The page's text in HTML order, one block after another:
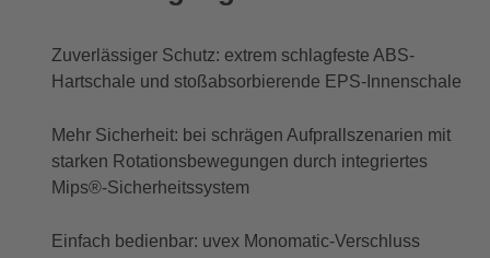
Zuverlässiger Schutz: extrem schlagfeste ABS-
Hartschale und stoßabsorbierende EPS-Innenschale
Mehr Sicherheit: bei schrägen Aufprallszenarien mit
starken Rotationsbewegungen durch integriertes
Mips®-Sicherheitssystem
Einfach bedienbar: uvex Monomatic-Verschluss